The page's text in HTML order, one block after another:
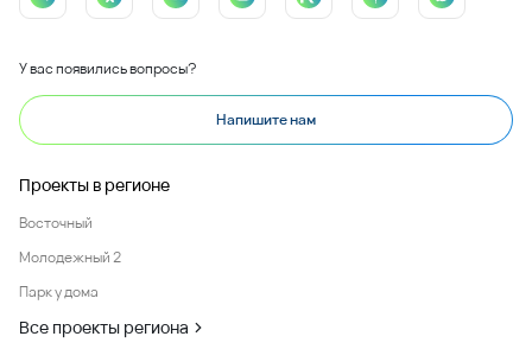
У вас появились вопросы?
Напишите нам
Проекты в регионе
Восточный
Молодежный 2
Парк у дома
Все проекты региона